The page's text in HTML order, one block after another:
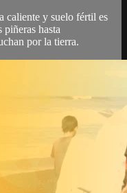
caliente y suelo fértil es
piñeras hasta
por la tierra.